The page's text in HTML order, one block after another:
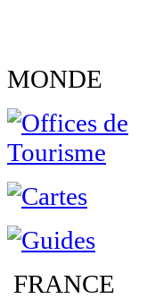
MONDE
FRANCE